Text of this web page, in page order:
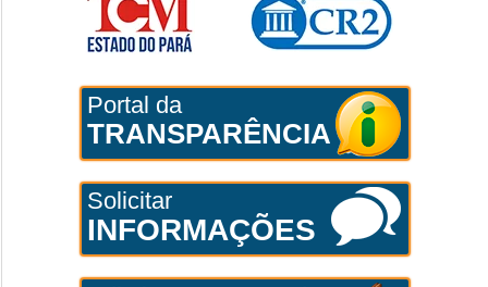
Portal da
TRANSPARÊNCIA
Solicitar
INFORMAÇÕES